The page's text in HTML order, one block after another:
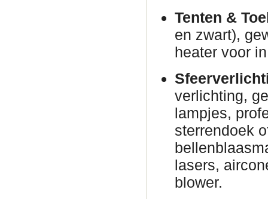
Tenten &
en zwart),
heater voor
verlichting,
lampjes,
sterrendoek
lasers,
blower.